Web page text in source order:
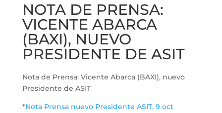
NOTA DE PRENSA:
VICENTE ABARCA
(BAXI), NUEVO
PRESIDENTE DE ASIT
Nota de Prensa: Vicente Abarca (BAXI), nuevo
Presidente de ASIT
*Nota Prensa nuevo Presidente ASIT, 9 oct